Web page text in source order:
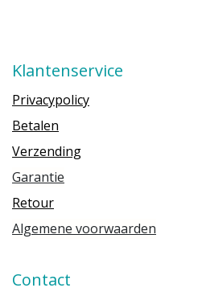
Klantenservice
Privacypolicy
Betalen
Verzending
Garantie
Retour
Algemene voorwaarden
Contact